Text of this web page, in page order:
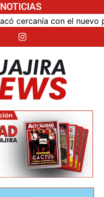
presidente y